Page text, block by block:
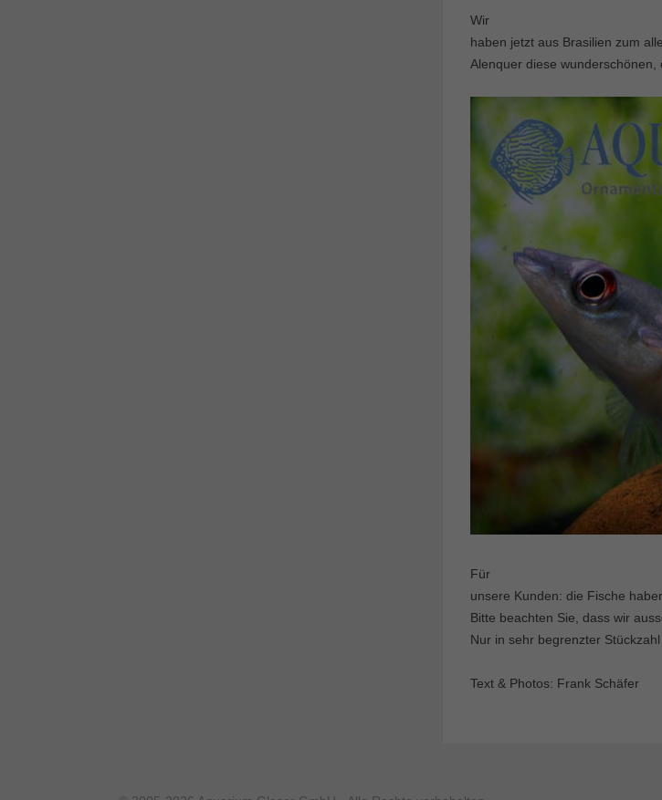
Wir
haben jetzt aus Brasilien zum
Alenquer diese wunderschönen,
Für
unsere Kunden: die Fische
Bitte beachten Sie, dass wir
Nur in sehr begrenzter
Text & Photos: Frank Schäfer